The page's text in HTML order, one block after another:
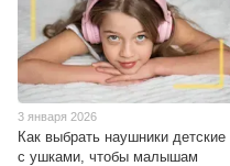
3 января 2026
Как выбрать наушники детские
с ушками, чтобы малышам